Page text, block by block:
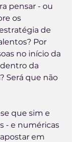
pensar - ou
os
de
Por
no início da
da
Será que não
que sim e
- e numéricas
em